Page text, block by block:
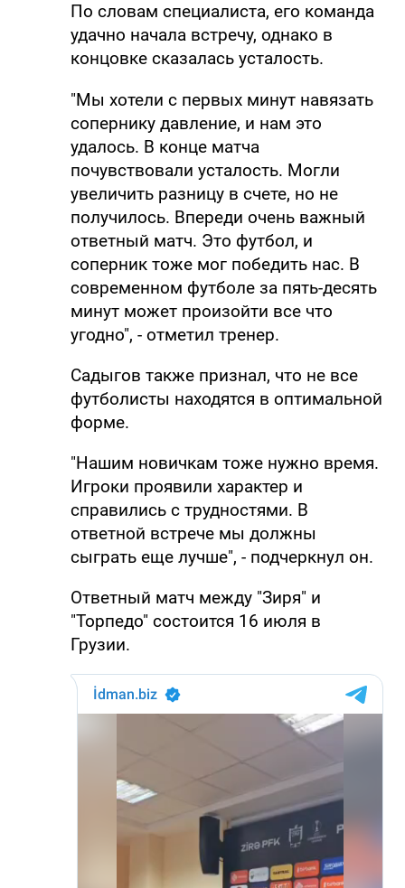
По словам специалиста, его команда
удачно начала встречу, однако в
концовке сказалась усталость.
"Мы хотели с первых минут навязать
сопернику давление, и нам это
удалось. В конце матча
почувствовали усталость. Могли
увеличить разницу в счете, но не
получилось. Впереди очень важный
ответный матч. Это футбол, и
соперник тоже мог победить нас. В
современном футболе за пять-десять
минут может произойти все что
угодно", - отметил тренер.
Садыгов также признал, что не все
футболисты находятся в оптимальной
форме.
"Нашим новичкам тоже нужно время.
Игроки проявили характер и
справились с трудностями. В
ответной встрече мы должны
сыграть еще лучше", - подчеркнул он.
Ответный матч между "Зиря" и
"Торпедо" состоится 16 июля в
Грузии.